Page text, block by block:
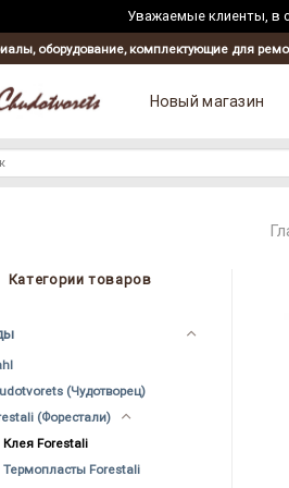
Уважаемые клиенты, в
оборудование, комплектующие для
Новый магазин
Категории товаров
(Чудотворец)
(Форестали)
Клея Forestali
Термопласты Forestali